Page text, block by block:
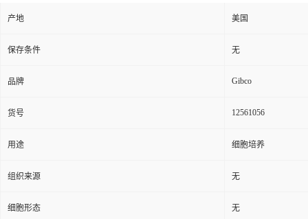
产地 美国
保存条件 无
品牌 Gibco
货号 12561056
用途 细胞培养
组织来源 无
细胞形态 无